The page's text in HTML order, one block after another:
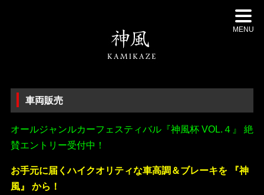
MENU
車両販売
オールジャンルカーフェスティバル『神風杯 VOL.４』 絶
賛エントリー受付中！
お手元に届くハイクオリティな車高調＆ブレーキを 『神
風』 から！